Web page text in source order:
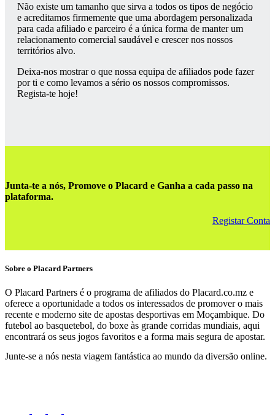
Não existe um tamanho que sirva a todos os tipos de negócio
e acreditamos firmemente que uma abordagem personalizada
para cada afiliado e parceiro é a única forma de manter um
relacionamento comercial saudável e crescer nos nossos
territórios alvo.
Deixa-nos mostrar o que nossa equipa de afiliados pode fazer
por ti e como levamos a sério os nossos compromissos.
Regista-te hoje!
Junta-te a nós, Promove o Placard e Ganha a cada passo na
plataforma.
Registar Conta
Sobre o Placard Partners
O Placard Partners é o programa de afiliados do Placard.co.mz e
oferece a oportunidade a todos os interessados de promover o mais
recente e moderno site de apostas desportivas em Moçambique. Do
futebol ao basquetebol, do boxe às grande corridas mundiais, aqui
encontrará os seus jogos favoritos e a forma mais segura de apostar.
Junte-se a nós nesta viagem fantástica ao mundo da diversão online.